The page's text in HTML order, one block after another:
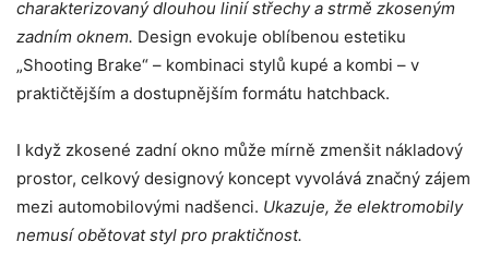
charakterizovaný dlouhou linií střechy a strmě zkoseným
zadním oknem. Design evokuje oblíbenou estetiku
„Shooting Brake“ – kombinaci stylů kupé a kombi – v
praktičtějším a dostupnějším formátu hatchback.
I když zkosené zadní okno může mírně zmenšit nákladový
prostor, celkový designový koncept vyvolává značný zájem
mezi automobilovými nadšenci. Ukazuje, že elektromobily
nemusí obětovat styl pro praktičnost.